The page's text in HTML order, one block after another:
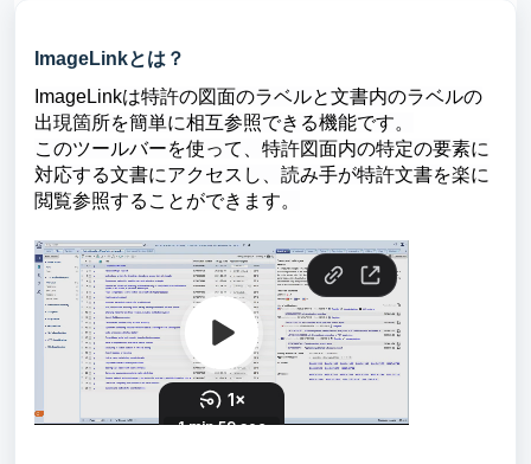
ImageLinkとは？
ImageLinkは特許の図面のラベルと文書内のラベルの
出現箇所を簡単に相互参照できる機能です。
このツールバーを使って、特許図面内の特定の要素に
対応する文書にアクセスし、読み手が特許文書を楽に
閲覧参照することができます。